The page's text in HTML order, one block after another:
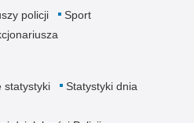
policji
Sport
statystyki
Statystyki dnia